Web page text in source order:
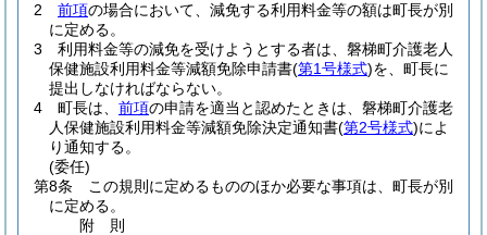
2
前項の場合において、減免する利用料金等の額は町長が別
に定める。
3
利用料金等の減免を受けようとする者は、磐梯町介護老人
保健施設利用料金等減額免除申請書(第1号様式)を、町長に
提出しなければならない。
4
町長は、 前項の申請を適当と認めたときは、磐梯町介護老
人保健施設利用料金等減額免除決定通知書(第2号様式)によ
り通知する。
(委任)
第8条
この規則に定めるもののほか必要な事項は、町長が別
に定める。
附 則